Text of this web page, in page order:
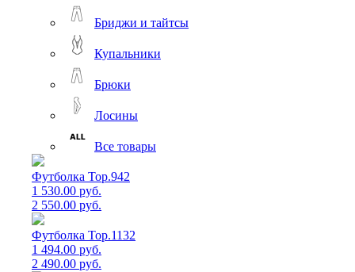
Бриджи и тайтсы
Купальники
Брюки
Лосины
Все товары
Футболка Top.942
1 530.00 руб.
2 550.00 руб.
Футболка Top.1132
1 494.00 руб.
2 490.00 руб.